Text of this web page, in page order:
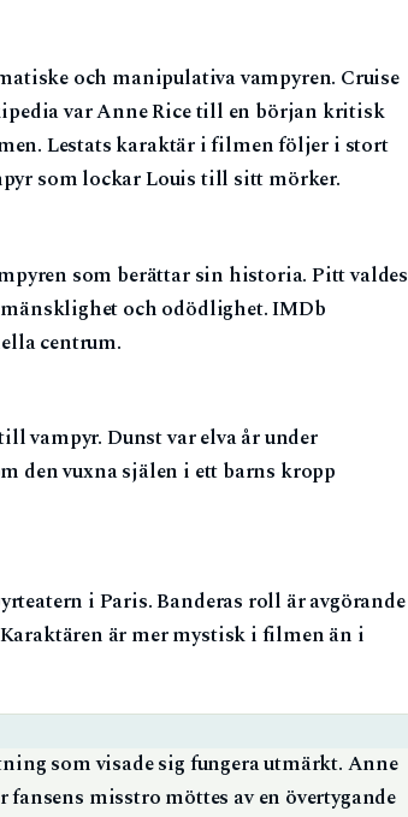
och manipulativa vampyren. Cruise
var Anne Rice till en början kritisk
Lestats karaktär i filmen följer i stort
som lockar Louis till sitt mörker.
som berättar sin historia. Pitt valdes
och odödlighet. IMDb
centrum.
vampyr. Dunst var elva år under
den vuxna själen i ett barns kropp
i Paris. Banderas roll är avgörande
är mer mystisk i filmen än i
som visade sig fungera utmärkt. Anne
misstro möttes av en övertygande